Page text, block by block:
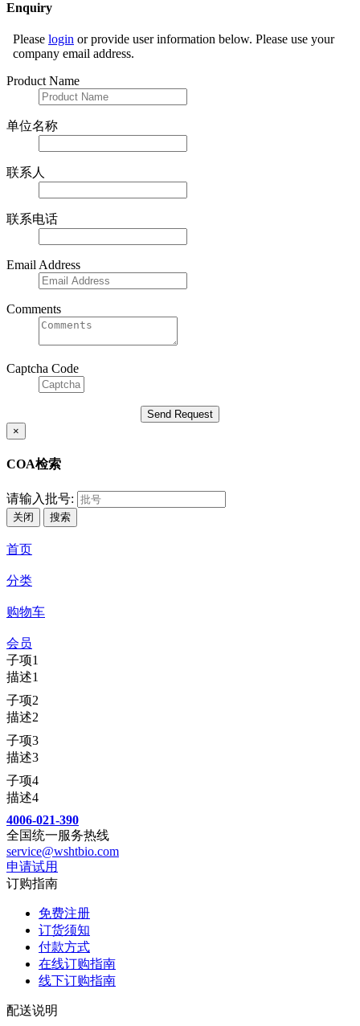
Enquiry
Please login or provide user information below. Please use your
company email address.
Product Name
单位名称
联系人
联系电话
Email Address
Comments
Captcha Code
×
COA检索
请输入批号:
关闭 搜索
首页
分类
购物车
会员
子项1
描述1
子项2
描述2
子项3
描述3
子项4
描述4
4006-021-390
全国统一服务热线
service@wshtbio.com
申请试用
订购指南
免费注册
订货须知
付款方式
在线订购指南
线下订购指南
配送说明